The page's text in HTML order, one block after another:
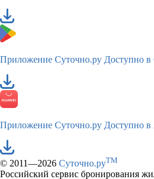
Приложение Суточно.ру Доступно в
Приложение Суточно.ру Доступно
© 2011—2026 Суточно.руTM
Российский сервис бронирования